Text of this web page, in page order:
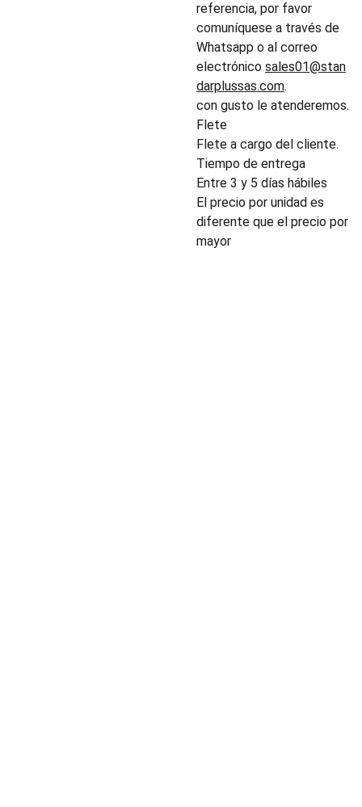
referencia, por favor
comuníquese a través de
Whatsapp o al correo
electrónico sales01@stan
darplussas.com.
con gusto le atenderemos.
Flete
Flete a cargo del cliente.
Tiempo de entrega
Entre 3 y 5 días hábiles
El precio por unidad es
diferente que el precio por
mayor